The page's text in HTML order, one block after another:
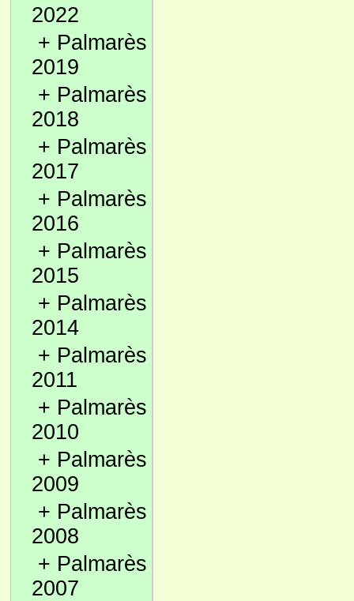
2022
+ Palmarès
2019
+ Palmarès
2018
+ Palmarès
2017
+ Palmarès
2016
+ Palmarès
2015
+ Palmarès
2014
+ Palmarès
2011
+ Palmarès
2010
+ Palmarès
2009
+ Palmarès
2008
+ Palmarès
2007